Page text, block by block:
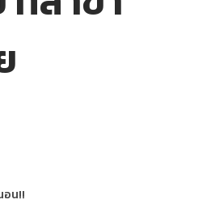
อน!!